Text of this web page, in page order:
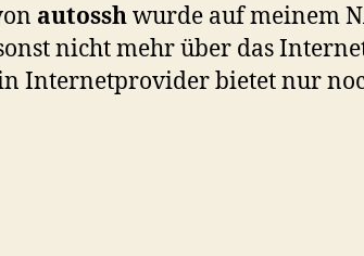
autosshwurde auf meinem
nicht mehr über das
Internetprovider bietet nur